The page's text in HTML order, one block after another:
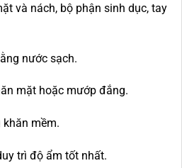
và nách, bộ phận sinh dục, tay
nước sạch.
mặt hoặc mướp đắng.
mềm.
trì độ ẩm tốt nhất.